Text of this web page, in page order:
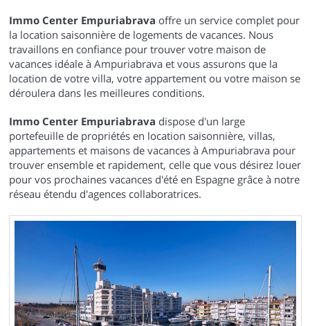
Immo Center Empuriabrava offre un service complet pour
la location saisonnière de logements de vacances. Nous
travaillons en confiance pour trouver votre maison de
vacances idéale à Ampuriabrava et vous assurons que la
location de votre villa, votre appartement ou votre maison se
déroulera dans les meilleures conditions.
Immo Center Empuriabrava dispose d'un large
portefeuille de propriétés en location saisonnière, villas,
appartements et maisons de vacances à Ampuriabrava pour
trouver ensemble et rapidement, celle que vous désirez louer
pour vos prochaines vacances d'été en Espagne grâce à notre
réseau étendu d'agences collaboratrices.